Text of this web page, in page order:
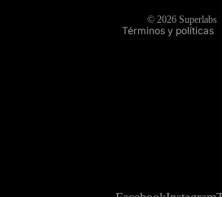
© 2026 Superlabs
Términos y políticas